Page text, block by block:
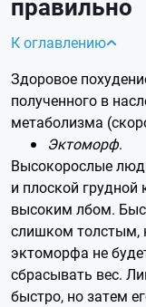
К оглавлению
Здоровое
полученного в
метаболизма
Эктоморф.
Высокорослые
и плоской
высоким лбом.
слишком толстым,
эктоморфа не
сбрасывать вес.
быстро, но затем